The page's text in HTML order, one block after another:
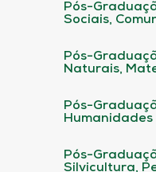
Pós-
Sociais,
Pós-
Naturais,
Pós-
Humanidades
Pós-
Silvicultura,